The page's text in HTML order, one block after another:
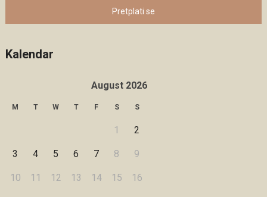
Pretplati se
Kalendar
August 2026
M T W T F S S
1 2
3 4 5 6 7 8 9
10 11 12 13 14 15 16